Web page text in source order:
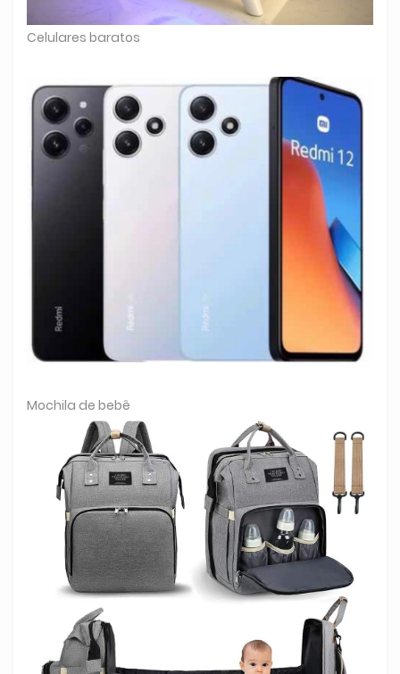
Celulares baratos
Mochila de bebê